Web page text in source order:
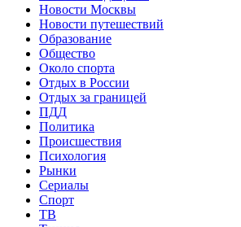
Новости Москвы
Новости путешествий
Образование
Общество
Около спорта
Отдых в России
Отдых за границей
ПДД
Политика
Происшествия
Психология
Рынки
Сериалы
Спорт
ТВ